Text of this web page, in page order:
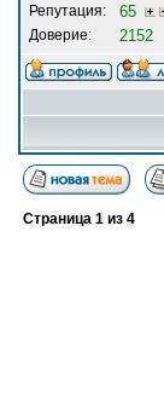
Репутация:
65
Доверие: 2152
Страница 1 из 4